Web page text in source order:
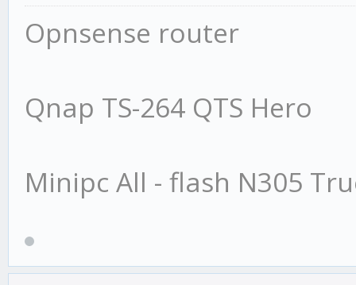
Opnsense router
Qnap TS-264 QTS Hero
Minipc All - flash N305